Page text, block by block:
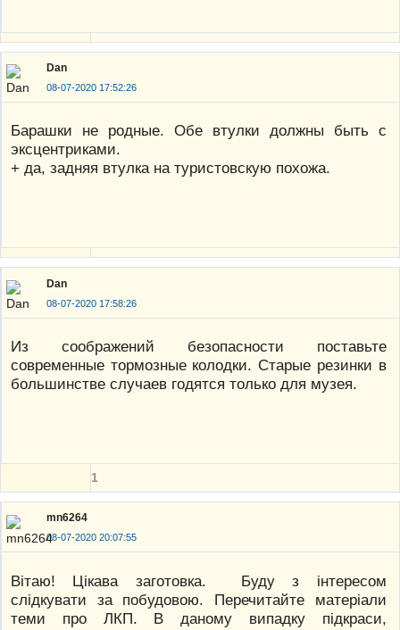
Dan
08-07-2020 17:52:26
Барашки не родные. Обе втулки должны быть с
эксцентриками.
+ да, задняя втулка на туристовскую похожа.
Dan
08-07-2020 17:58:26
Из соображений безопасности поставьте
современные тормозные колодки. Старые резинки в
большинстве случаев годятся только для музея.
1
mn6264
08-07-2020 20:07:55
Вітаю! Цікава заготовка. Буду з інтересом
слідкувати за побудовою. Перечитайте матеріали
теми про ЛКП. В даному випадку підкраси,